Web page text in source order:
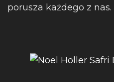
porusza każdego z nas.